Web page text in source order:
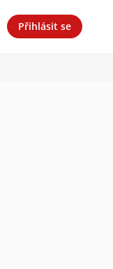
Přihlásit se